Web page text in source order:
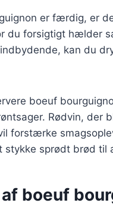
er færdig, er
du forsigtigt hælder
kan du
boeuf
Rødvin, der
forstærke
stykke sprødt brød til
boeuf